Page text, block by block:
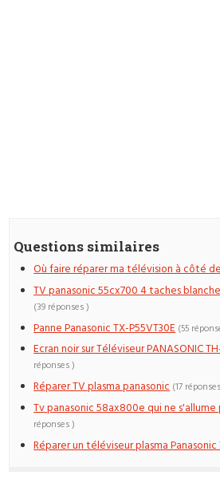
Questions similaires
Où faire réparer ma télévision à côté
TV panasonic 55cx700 4 taches
(39 réponses )
Panne Panasonic TX-P55VT30E (55
Ecran noir sur Téléviseur PANASONIC
réponses )
Réparer TV plasma panasonic (17
Tv panasonic 58ax800e qui ne
réponses )
Réparer un téléviseur plasma